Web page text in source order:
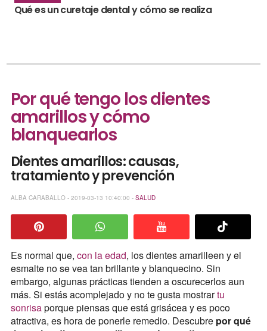
Qué es un curetaje dental y cómo se realiza
Por qué tengo los dientes
amarillos y cómo
blanquearlos
Dientes amarillos: causas,
tratamiento y prevención
ALBA CARABALLO - 2019-03-13 10:40:00 - SALUD
Es normal que, con la edad, los dientes amarilleen y el
esmalte no se vea tan brillante y blanquecino. Sin
embargo, algunas prácticas tienden a oscurecerlos aun
más. Si estás acomplejado y no te gusta mostrartu
sonrisaporque piensas que está grisácea y es poco
atractiva, es hora de ponerle remedio. Descubre por qué